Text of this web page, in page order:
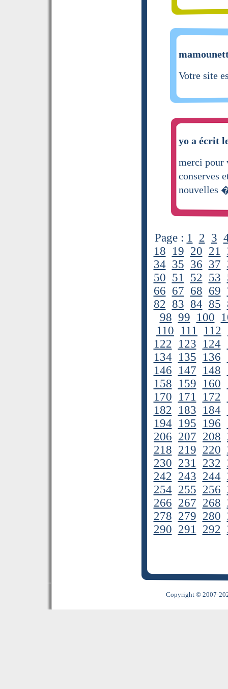
Votre site
yo a écrit
merci
conserves
nouvelles
Page : 1 2 3
18 19 20 21
34 35 36 37
50 51 52 53
66 67 68 69
82 83 84 85
98 99 100
110 111 112
122 123 124
134 135 136
146 147 148
158 159 160
170 171 172
182 183 184
194 195 196
206 207 208
218 219 220
230 231 232
242 243 244
254 255 256
266 267 268
278 279 280
290 291 292
Copyright © 2007-